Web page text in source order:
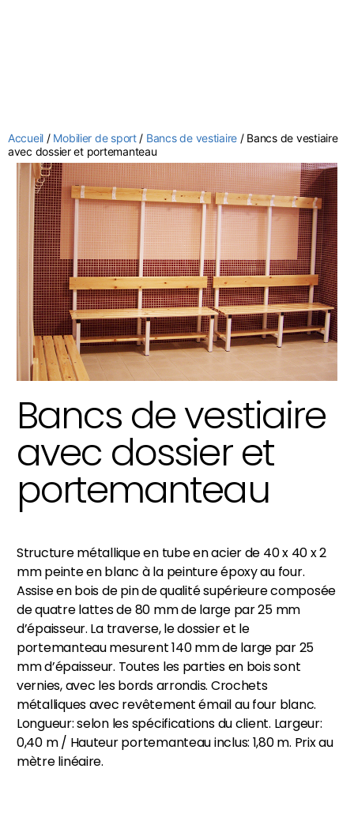
Accueil / Mobilier de sport/ Bancs de vestiaire / Bancs de vestiaire
avec dossier et portemanteau
Bancs de vestiaire
avec dossier et
portemanteau
Structure métallique en tube en acier de 40 x 40 x 2
mm peinte en blanc à la peinture époxy au four.
Assise en bois de pin de qualité supérieure composée
de quatre lattes de 80 mm de large par 25 mm
d’épaisseur. La traverse, le dossier et le
portemanteau mesurent 140 mm de large par 25
mm d’épaisseur. Toutes les parties en bois sont
vernies, avec les bords arrondis. Crochets
métalliques avec revêtement émail au four blanc.
Longueur: selon les spécifications du client. Largeur:
0,40 m / Hauteur portemanteau inclus: 1,80 m. Prix au
mètre linéaire.